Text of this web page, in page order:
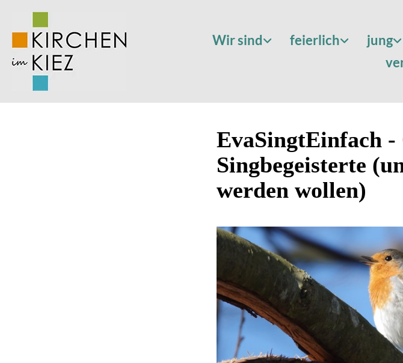
Wir sind feierlich jung
EvaSingtEinfach -
Singbegeisterte
werden wollen)